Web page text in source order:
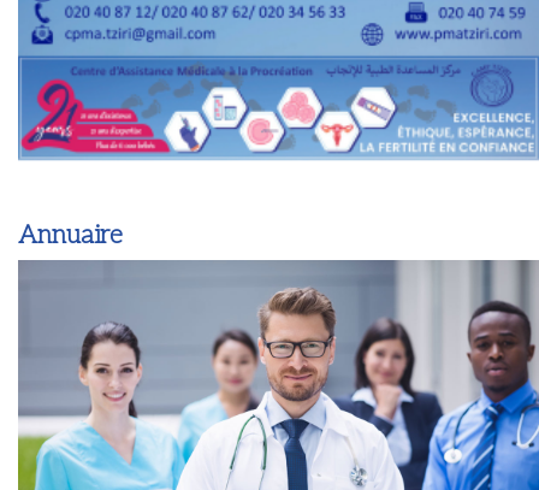
Annuaire